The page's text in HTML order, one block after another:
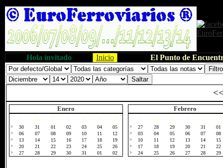
Hola invitado Inicio El Punto de
Enero
M X J V S D
> 30 31 01 02 03 04 05
> 06 07 08 09 10 11 12
> 13 14 15 16 17 18 19
> 20 21 22 23 24 25 26
> 27 28 29 30 31 01 02
Febrero
M X J V S
> 27 28 29 30 31 01
> 03 04 05 06 07 08
> 10 11 12 13 14 15
> 17 18 19 20 21 22
> 24 25 26 27 28 29